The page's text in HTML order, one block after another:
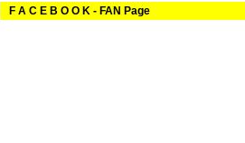
F A C E B O O K - FAN Page